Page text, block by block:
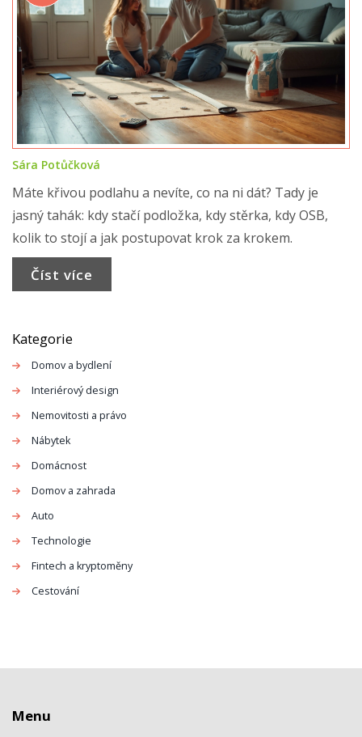
Sára Potůčková
Máte křivou podlahu a nevíte, co na ni dát? Tady je
jasný tahák: kdy stačí podložka, kdy stěrka, kdy OSB,
kolik to stojí a jak postupovat krok za krokem.
Číst více
Kategorie
Domov a bydlení
Interiérový design
Nemovitosti a právo
Nábytek
Domácnost
Domov a zahrada
Auto
Technologie
Fintech a kryptoměny
Cestování
Menu